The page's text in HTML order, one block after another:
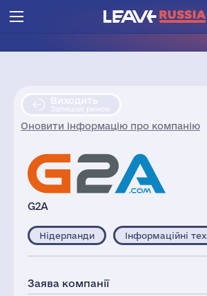
Виходить
Залишає ринок
Оновити інформацію про компанію
G2A
Нідерланди Інформаційні
Заява компанії